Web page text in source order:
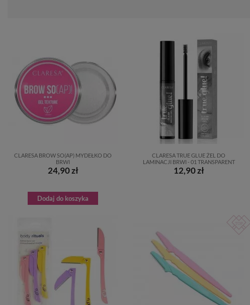
CLARESA BROW SO(AP) MYDEŁKO DO
BRWI
24,90 zł
Dodaj do koszyka
CLARESA TRUE GLUE ŻEL DO
LAMINACJI BRWI - 01 TRANSPARENT
12,90 zł